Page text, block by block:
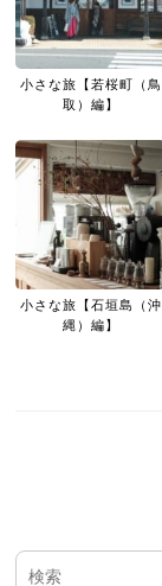
小さな旅【若桜町（鳥
取）編】
小さな旅【石垣島（沖
縄）編】